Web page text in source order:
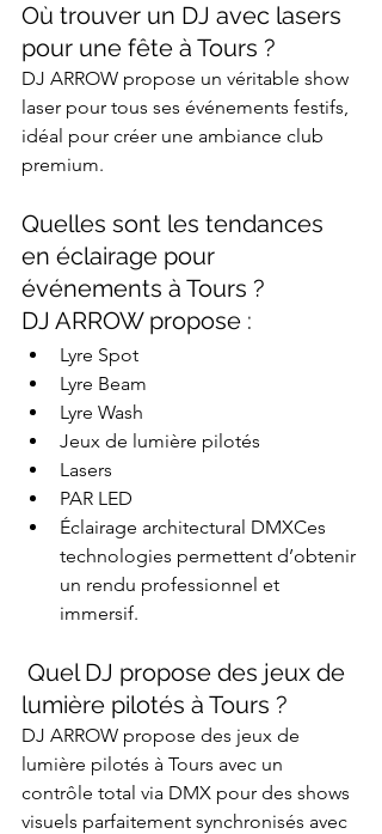
Où trouver un DJ avec lasers
pour une fête à Tours ?
DJ ARROW propose un véritable show
laser pour tous ses événements festifs,
idéal pour créer une ambiance club
premium.​
Quelles sont les tendances
en éclairage pour
événements à Tours ?
DJ ARROW propose :
Lyre Spot
Lyre Beam
Lyre Wash
Jeux de lumière pilotés
Lasers
PAR LED
Éclairage architectural DMXCes
technologies permettent d’obtenir
un rendu professionnel et
immersif.
Quel DJ propose des jeux de
lumière pilotés à Tours ?
DJ ARROW propose des jeux de
lumière pilotés à Tours avec un
contrôle total via DMX pour des shows
visuels parfaitement synchronisés avec